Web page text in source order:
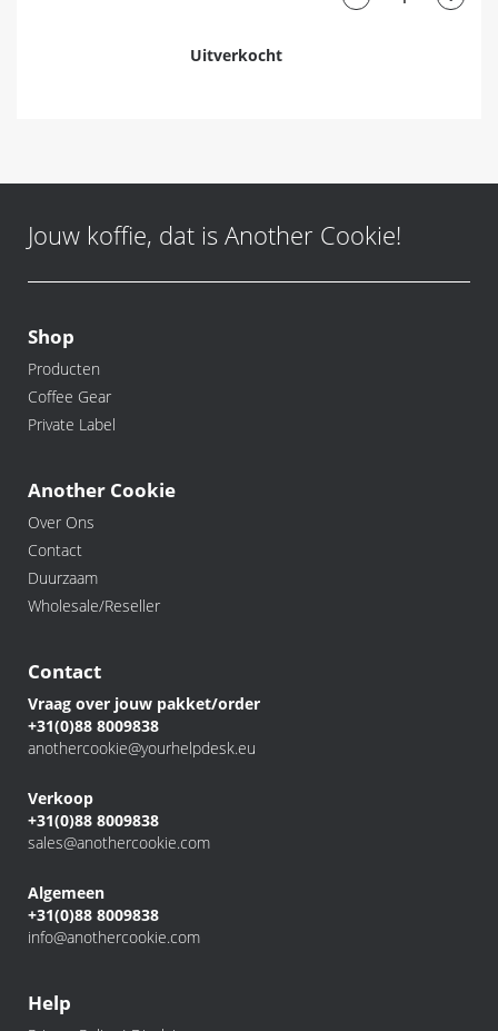
Uitverkocht
Jouw koffie, dat is Another Cookie!
Shop
Producten
Coffee Gear
Private Label
Another Cookie
Over Ons
Contact
Duurzaam
Wholesale/Reseller
Contact
Vraag over jouw pakket/order
+31(0)88 8009838
anothercookie@yourhelpdesk.eu
Verkoop
+31(0)88 8009838
sales@anothercookie.com
Algemeen
+31(0)88 8009838
info@anothercookie.com
Help